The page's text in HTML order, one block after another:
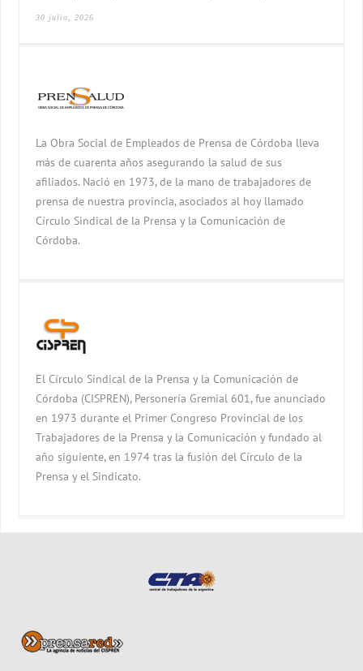
30 julio, 2026
La Obra Social de Empleados de Prensa de Córdoba lleva
más de cuarenta años asegurando la salud de sus
afiliados. Nació en 1973, de la mano de trabajadores de
prensa de nuestra provincia, asociados al hoy llamado
Círculo Sindical de la Prensa y la Comunicación de
Córdoba.
El Círculo Sindical de la Prensa y la Comunicación de
Córdoba (CISPREN), Personería Gremial 601, fue anunciado
en 1973 durante el Primer Congreso Provincial de los
Trabajadores de la Prensa y la Comunicación y fundado al
año siguiente, en 1974 tras la fusión del Círculo de la
Prensa y el Sindicato.